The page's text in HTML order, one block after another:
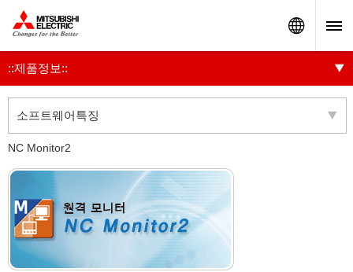
::제품정보::
소프트웨어특징
NC Monitor2